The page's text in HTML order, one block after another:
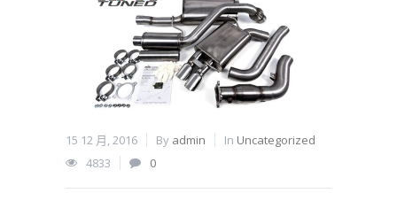
15 12 月, 2016 By admin In Uncategorized
4833
0